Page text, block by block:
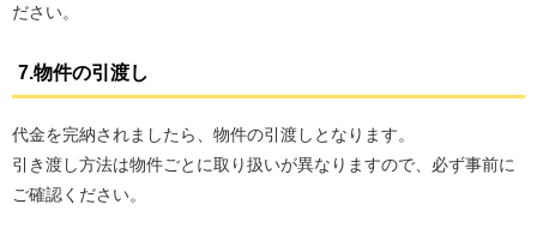
ださい。
7.物件の引渡し
代金を完納されましたら、物件の引渡しとなります。
引き渡し方法は物件ごとに取り扱いが異なりますので、必ず事前に
ご確認ください。